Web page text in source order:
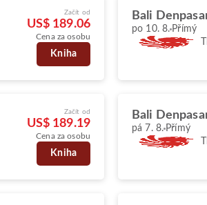
Začít od
US$ 189.06
Cena za osobu
Kniha
Bali
po 10. 8. Přímý
Začít od
US$ 189.19
Cena za osobu
Kniha
Bali
pá 7. 8. Přímý